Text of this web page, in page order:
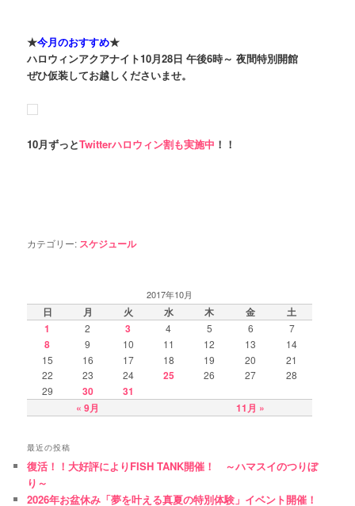
★今月のおすすめ★
ハロウィンアクアナイト10月28日 午後6時～ 夜間特別開館
ぜひ仮装してお越しくださいませ。
10月ずっとTwitterハロウィン割も実施中 ！！
カテゴリー: スケジュール
2017年10月
日 月 火 水 木 金 土
« 9月 11月 »
1 2 3 4 5 6 7
8 9 10 11 12 13
14
15
16 17 18 19 20
21
22
23 24 25 26 27
28
29
30 31
最近の投稿
復活！！大好評によりFISH TANK開催！ ～ハマスイのつりぼ
り～
2026年お盆休み「夢を叶える真夏の特別体験」イベント開催！